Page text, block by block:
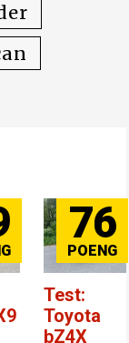
76
Test:
Toyota
bZ4X